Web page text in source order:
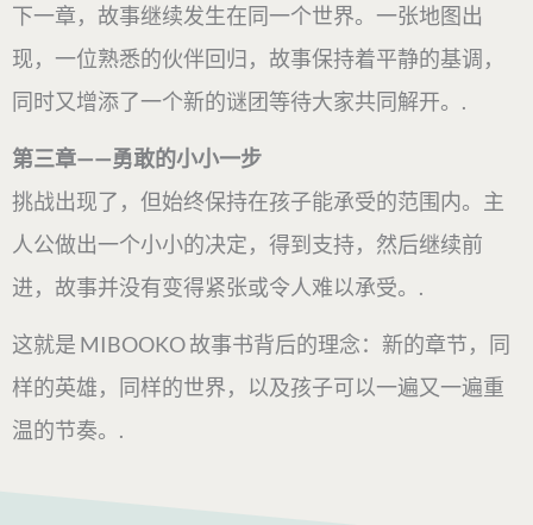
下一章，故事继续发生在同一个世界。一张地图出
现，一位熟悉的伙伴回归，故事保持着平静的基调，
同时又增添了一个新的谜团等待大家共同解开。.
第三章——勇敢的小小一步
挑战出现了，但始终保持在孩子能承受的范围内。主
人公做出一个小小的决定，得到支持，然后继续前
进，故事并没有变得紧张或令人难以承受。.
这就是 MIBOOKO 故事书背后的理念：新的章节，同
样的英雄，同样的世界，以及孩子可以一遍又一遍重
温的节奏。.